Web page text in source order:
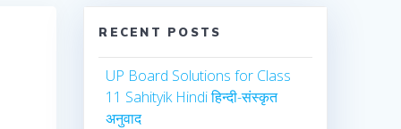
RECENT POSTS
UP Board Solutions for Class
11 Sahityik Hindi हिन्दी-संस्कृत
अनुवाद